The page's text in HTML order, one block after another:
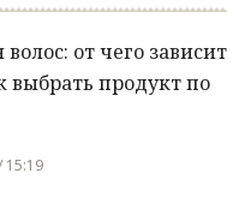
от чего зависит
выбрать продукт по
15:19